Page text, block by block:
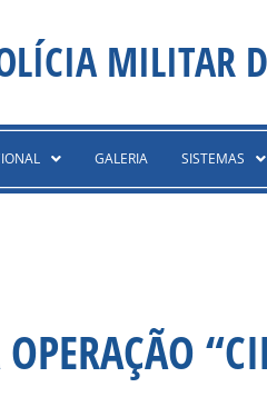
MILITAR
GALERIA SISTEMAS